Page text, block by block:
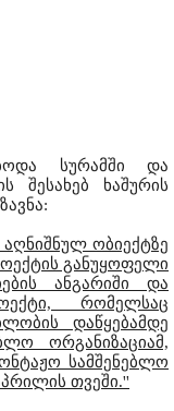
სურამში და
შესახებ ხაშურის
ობიექტზე
განუყოფელი
ანგარიში და
რომელსაც
დაწყებამდე
ორგანიზაციამ,
სამშენებლო
თვეში.''